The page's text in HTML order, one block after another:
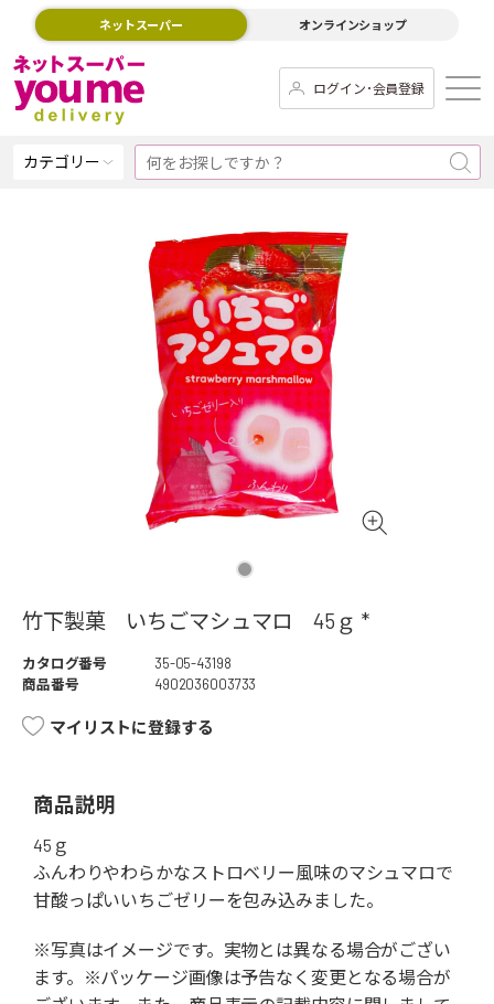
ネットスーパー オンラインショップ
ログイン･会員登録
カテゴリー
竹下製菓 いちごマシュマロ 45ｇ *
カタログ番号
35-05-43198
商品番号
4902036003733
マイリストに登録する
商品説明
45ｇ
ふんわりやわらかなストロベリー風味のマシュマロで
甘酸っぱいいちごゼリーを包み込みました。
※写真はイメージです。実物とは異なる場合がござい
ます。※パッケージ画像は予告なく変更となる場合が